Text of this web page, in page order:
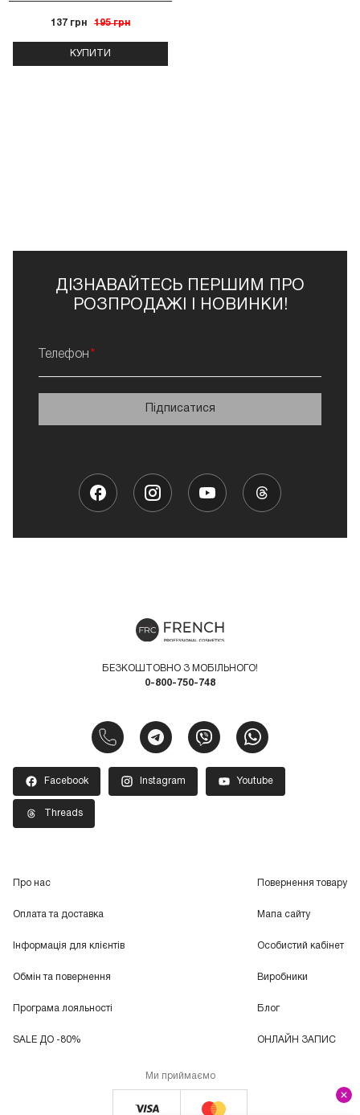
137 грн 195 грн
КУПИТИ
ДІЗНАВАЙТЕСЬ ПЕРШИМ ПРО
РОЗПРОДАЖІ І НОВИНКИ!
Телефон
Підписатися
БЕЗКОШТОВНО З МОБІЛЬНОГО!
0-800-750-748
Facebook Instagram Youtube
Threads
Про нас
Оплата та доставка
Інформація для клієнтів
Обмін та повернення
Програма лояльності
SALE ДО -80%
Повернення товару
Мапа сайту
Особистий кабінет
Виробники
Блог
ОНЛАЙН ЗАПИС
Ми приймаємо